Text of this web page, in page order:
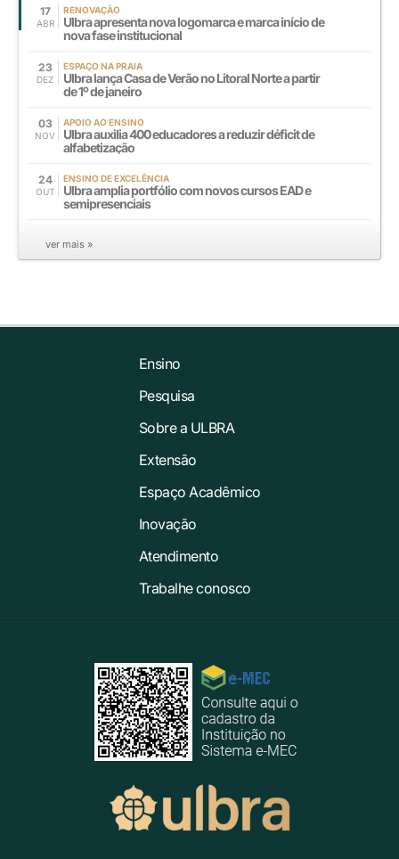
17
ABR
RENOVAÇÃO
Ulbra apresenta nova logomarca e marca início de
nova fase institucional
23
DEZ
ESPAÇO NA PRAIA
Ulbra lança Casa de Verão no Litoral Norte a partir
de 1º de janeiro
03
NOV
APOIO AO ENSINO
Ulbra auxilia 400 educadores a reduzir déficit de
alfabetização
24
OUT
ENSINO DE EXCELÊNCIA
Ulbra amplia portfólio com novos cursos EAD e
semipresenciais
ver mais »
Ensino
Pesquisa
Sobre a ULBRA
Extensão
Espaço Acadêmico
Inovação
Atendimento
Trabalhe conosco